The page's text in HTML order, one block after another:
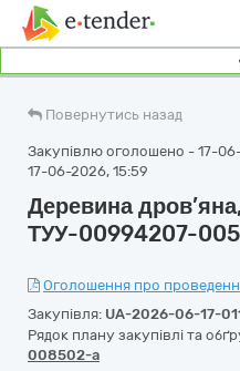
Повернутись назад
Закупівлю оголошено - 17-
17-06-2026, 15:59
Деревина
ТУУ-00994207-005
Оголошення про
Закупівля: UA-2026-06-17-
Рядок плану закупівлі та
008502-a